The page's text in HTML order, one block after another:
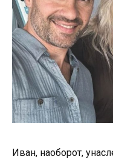
Иван, наоборот,